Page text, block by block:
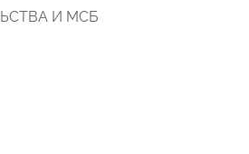
И МСБ